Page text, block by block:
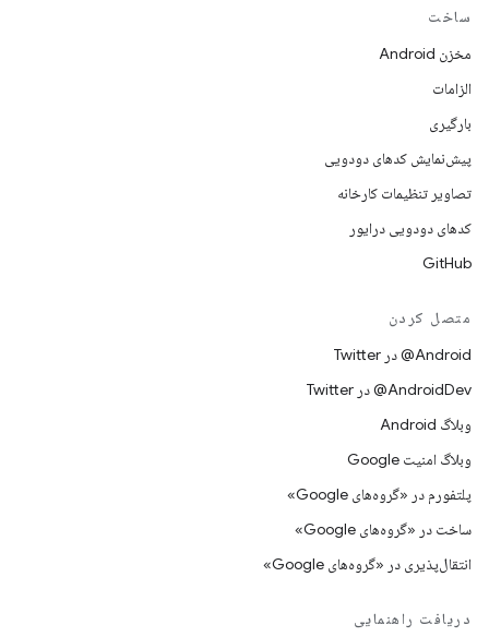
ساخت
مخزن Android
الزامات
بارگیری
پیش‌نمایش کدهای دودویی
تصاویر تنظیمات کارخانه
کدهای دودویی درایور
GitHub
متصل کردن
Android@ در Twitter
AndroidDev@ در Twitter
وبلاگ Android
وبلاگ امنیت Google
پلتفورم در «گروه‌های Google»
ساخت در «گروه‌های Google»
انتقال‌پذیری در «گروه‌های Google»
دریافت راهنمایی